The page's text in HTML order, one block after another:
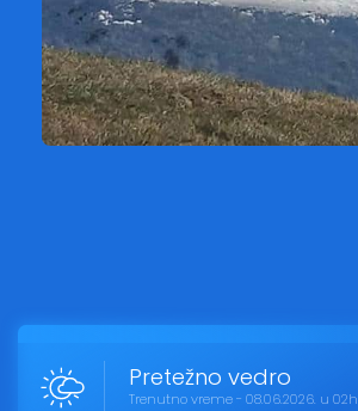
Pretežno vedro
Trenutno vreme - 08.06.2026. u 02h